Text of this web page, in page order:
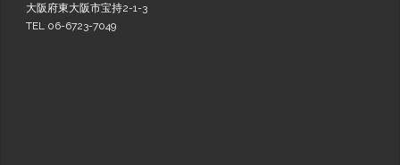
大阪府東大阪市宝持2-1-3
TEL 06-6723-7049